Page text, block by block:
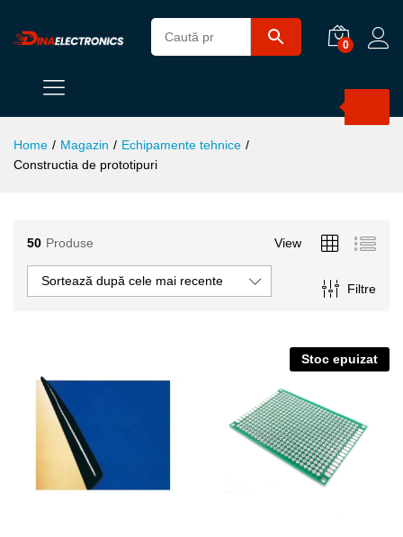
0
Home / Magazin / Echipamente tehnice /
Constructia de prototipuri
50 Produse View
Filtre
Sortează după cele mai recente
Stoc epuizat